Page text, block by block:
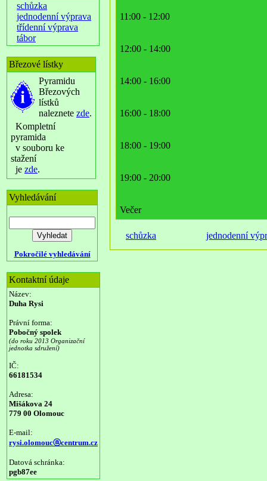
schůzka
jednodenní výprava
třídenní výprava
tábor
Březové lístky
Pyramidu
Březových
lístků
naleznete zde.
Kompletní
pyramida
v souboru ke
stažení
je zde.
Vyhledávání
Pokročilé vyhledávání
Kontaktní údaje
Název:
Duha Rysi
Právní forma:
Pobočný spolek
(do roku 2013 Organizační
jednotka sdružení)
IČ:
66181534
Adresa:
Mišákova 24
779 00 Olomouc
E-mail:
rysi.olomoucⓐcentrum.cz
Datová schránka:
pgb87ee
11:00 - 12:00
12:00 - 14:00
14:00 - 16:00
16:00 - 18:00
18:00 - 19:00
19:00 - 20:00
Večer
schůzka jednodenní